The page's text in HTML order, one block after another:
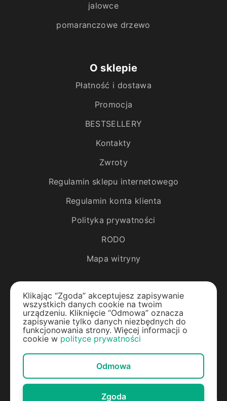
jalowce
pomaranczowe drzewo
O sklepie
Płatność i dostawa
Promocja
BESTSELLERY
Kontakty
Zwroty
Regulamin sklepu internetowego
Regulamin konta klienta
Polityka prywatności
RODO
Mapa witryny
Katalog
Rośliny egzotyczne
Drzewa owocowe
Rośliny ozdobne
Klikając “Zgoda” akceptujesz zapisywanie
wszystkich danych cookie na twoim
urządzeniu. Kliknięcie “Odmowa” oznacza
zapisywanie tylko danych niezbędnych do
funkcjonowania strony. Więcej informacji o
cookie w polityce prywatności
Odmowa
Zgoda